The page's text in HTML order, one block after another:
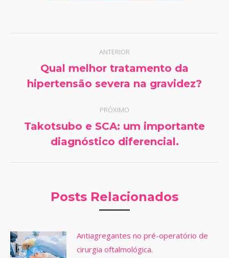
post:
ANTERIOR
Post
anterior:
Qual melhor tratamento da
hipertensão severa na gravidez?
PRÓXIMO
Próximo
post:
Takotsubo e SCA: um importante
diagnóstico diferencial.
Posts Relacionados
Antiagregantes no pré-operatório de
cirurgia oftalmológica.